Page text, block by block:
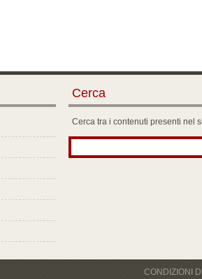
Cerca
Cerca tra i contenuti presenti nel
CONDIZIONI